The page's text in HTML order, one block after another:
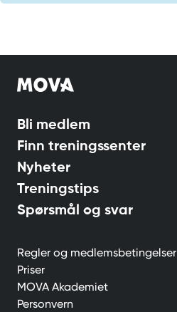
Bli medlem
Finn treningssenter
Nyheter
Treningstips
Spørsmål og svar
Regler og medlemsbetingelser
Priser
MOVA Akademiet
Personvern